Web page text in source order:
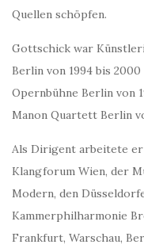
Quellen schöpfen.
Gottschick war
Berlin von 1994 bis
Opernbühne Berlin von
Manon Quartett Berlin
Als Dirigent arbeitete er
Klangforum Wien, der
Modern, den
Kammerphilharmonie
Frankfurt, Warschau,